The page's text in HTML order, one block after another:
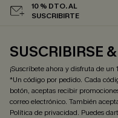
10 % DTO. AL
SUSCRIBIRTE
SUSCRIBIRSE
¡Suscríbete ahora y disfruta de
*Un código por pedido. Cada
botón, aceptas recibir
correo electrónico. También
Política de privacidad. Puedes